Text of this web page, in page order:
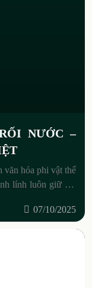
NƯỚC –
văn hóa phi vật thể
lính luôn giữ vai
07/10/2025